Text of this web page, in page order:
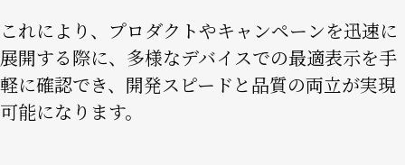
これにより、プロダクトやキャンペーンを迅速に
展開する際に、多様なデバイスでの最適表示を手
軽に確認でき、開発スピードと品質の両立が実現
可能になります。